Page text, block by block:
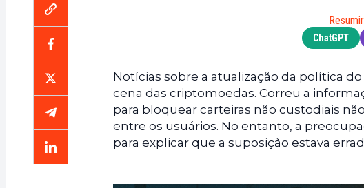
ChatGPT
Notícias sobre a atualização da política
cena das criptomoedas. Correu a
para bloquear carteiras não custodiais
entre os usuários. No entanto, a
para explicar que a suposição estava